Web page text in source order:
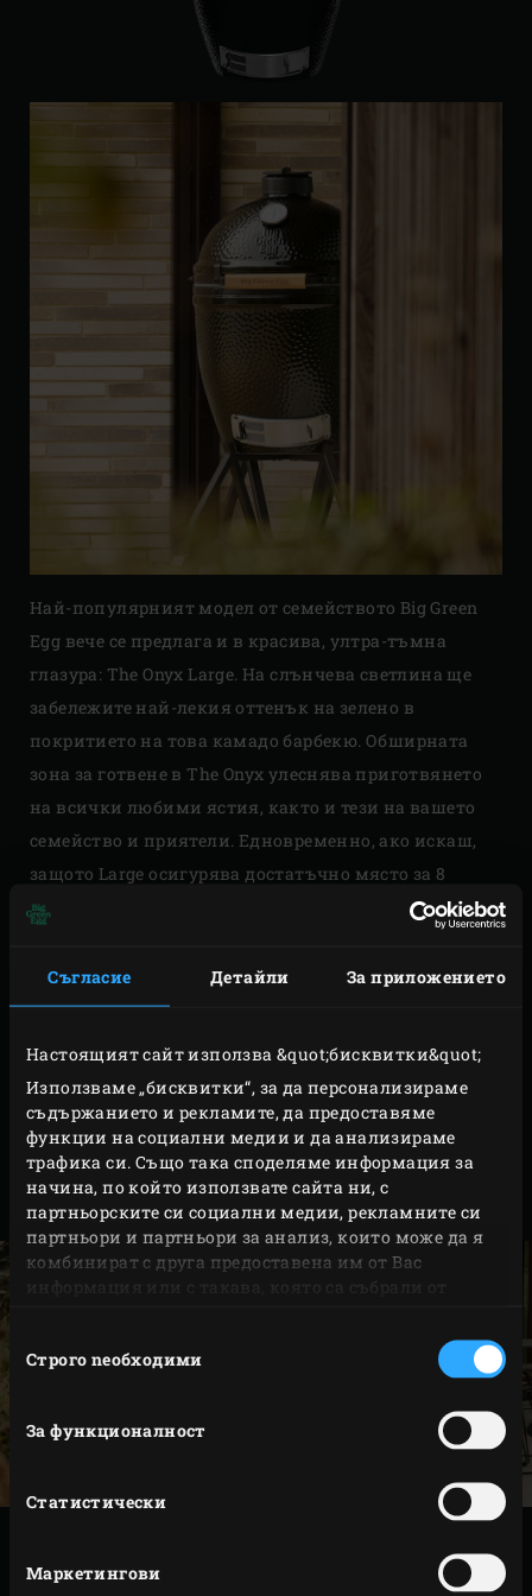
Съгласие Детайли За приложението
Настоящият сайт използва &quot;бисквитки&quot;
Използваме „бисквитки“, за да персонализираме
съдържанието и рекламите, да предоставяме
функции на социални медии и да анализираме
трафика си. Също така споделяме информация за
начина, по който използвате сайта ни, с
партньорските си социални медии, рекламните си
партньори и партньори за анализ, които може да я
комбинират с друга предоставена им от Вас
информация или с такава, която са събрали от
наСтрого nеобходими
За функционалност
Статистически
Маркетингови
Най-популярният модел от семейството Big Green
Egg вече се предлага и в красива, ултра-тъмна
глазура: The Onyx Large. На слънчева светлина ще
забележите най-лекия оттенък на зелено в
покритието на това камадо барбекю. Обширната
зона за готвене в The Onyx улеснява приготвянето
на всички любими ястия, както и тези на вашето
семейство и приятели. Едновременно, ако искаш,
защото Large осигурява достатъчно място за 8
души. Цялото това налично пространство прави
Ако искате да извлечете максималното от вашето
много налични аксесоари. Всички големи
аксесоари пасват безпроблемно на The Onyx. Освен
това The Onyx е първото Яйце, коeто използва
новите Полукръгли решетки.